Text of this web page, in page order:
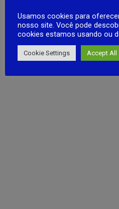
esta em beta o game recebeu
mudanças, porem contem o
Desenvolvedora: Status:
FULL ARTICLE
Usamos cookies para
nosso site. Você pode
cookies estamos usando ou
Cookie Settings Accept All